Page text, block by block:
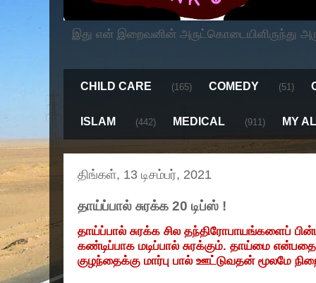
இது என் இறைவனின் அருட்கொடையிளிருந்து
CHILD CARE (165) COMEDY (51)
ISLAM (442) MEDICAL (911) MY
திங்கள், 13 டிசம்பர், 2021
தாய்ப்பால் சுரக்க 20 டிப்ஸ் !
தாய்ப்பால் சுரக்க சில தந்திரோபாயங்களைப்
கண்டிப்பாக மடிப்பால் சுரக்கும். தாய்மை என்பதை
குழந்தைக்கு மார்பு பால் ஊட்டுவதன் மூலமே